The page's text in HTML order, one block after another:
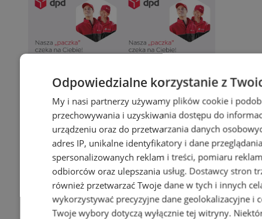
Odpowiedzialne korzystanie z
My i nasi partnerzy używamy plików cookie i
przechowywania i uzyskiwania dostępu do
urządzeniu oraz do przetwarzania danych
adres IP, unikalne identyfikatory i dane
spersonalizowanych reklam i treści, pomiaru
odbiorców oraz ulepszania usług. Dostawcy stron
również przetwarzać Twoje dane w tych i innych
wykorzystywać precyzyjne dane geolokalizacyjne i
Twoje wybory dotyczą wyłącznie tej witryny.